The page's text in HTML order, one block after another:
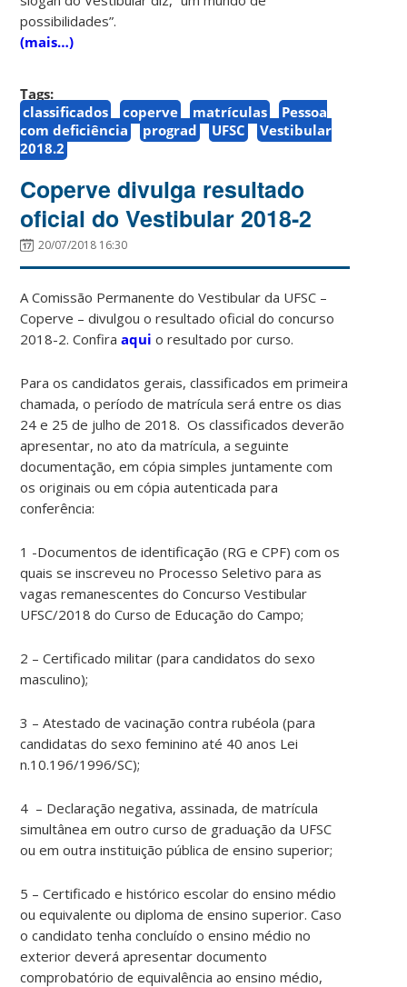
possibilidades”.
(mais…)
Tags:
classificados
coperve matrículas
Pessoa
com deficiência
prograd UFSC
Vestibular
2018.2
Coperve divulga resultado
oficial do Vestibular 2018-2
20/07/2018 16:30
A Comissão Permanente do Vestibular da UFSC –
Coperve – divulgou o resultado oficial do concurso
2018-2. Confiraaqui o resultado por curso.
Para os candidatos gerais, classificados em primeira
chamada, o período de matrícula será entre os dias
24 e 25 de julho de 2018. Os classificados deverão
apresentar, no ato da matrícula, a seguinte
documentação, em cópia simples juntamente com
os originais ou em cópia autenticada para
conferência:
1 -Documentos de identificação (RG e CPF) com os
quais se inscreveu no Processo Seletivo para as
vagas remanescentes do Concurso Vestibular
UFSC/2018 do Curso de Educação do Campo;
2 – Certificado militar (para candidatos do sexo
masculino);
3 – Atestado de vacinação contra rubéola (para
candidatas do sexo feminino até 40 anos Lei
n.10.196/1996/SC);
4 – Declaração negativa, assinada, de matrícula
simultânea em outro curso de graduação da UFSC
ou em outra instituição pública de ensino superior;
5 – Certificado e histórico escolar do ensino médio
ou equivalente ou diploma de ensino superior. Caso
o candidato tenha concluído o ensino médio no
exterior deverá apresentar documento
comprobatório de equivalência ao ensino médio,